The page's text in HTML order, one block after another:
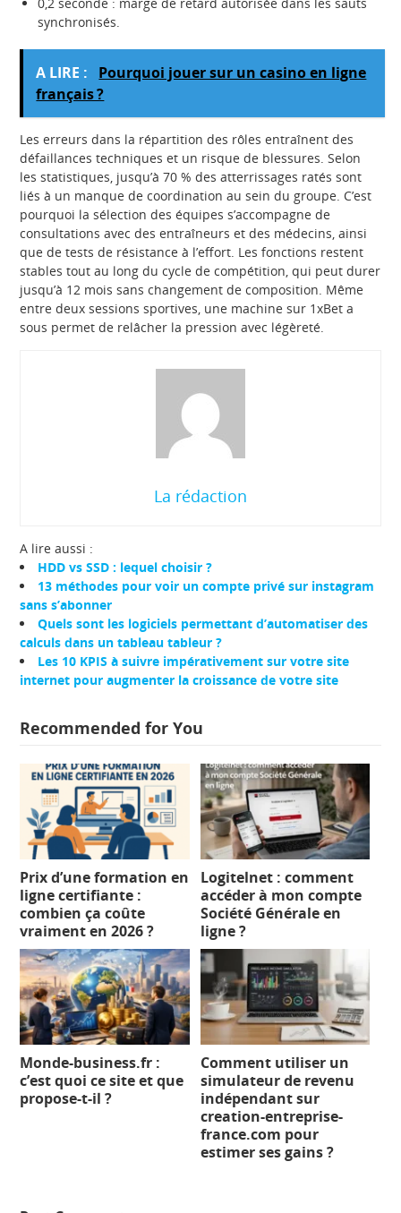
synchronisés.
A LIRE :
Pourquoi jouer sur un casino en ligne
français ?
Les erreurs dans la répartition des rôles entraînent des
défaillances techniques et un risque de blessures. Selon
les statistiques, jusqu’à 70 % des atterrissages ratés sont
liés à un manque de coordination au sein du groupe. C’est
pourquoi la sélection des équipes s’accompagne de
consultations avec des entraîneurs et des médecins, ainsi
que de tests de résistance à l’effort. Les fonctions restent
stables tout au long du cycle de compétition, qui peut durer
jusqu’à 12 mois sans changement de composition. Même
entre deux sessions sportives, une machine sur 1xBet a
sous permet de relâcher la pression avec légèreté.
La rédaction
A lire aussi :
HDD vs SSD : lequel choisir ?
13 méthodes pour voir un compte privé sur instagram
sans s’abonner
Quels sont les logiciels permettant d’automatiser des
calculs dans un tableau tableur ?
Les 10 KPIS à suivre impérativement sur votre site
internet pour augmenter la croissance de votre site
Recommended for You
Prix d’une formation en
ligne certifiante :
combien ça coûte
vraiment en 2026 ?
Logitelnet : comment
accéder à mon compte
Société Générale en
ligne ?
Monde-business.fr :
c’est quoi ce site et que
propose-t-il ?
Comment utiliser un
simulateur de revenu
indépendant sur
creation-entreprise-
france.com pour
estimer ses gains ?